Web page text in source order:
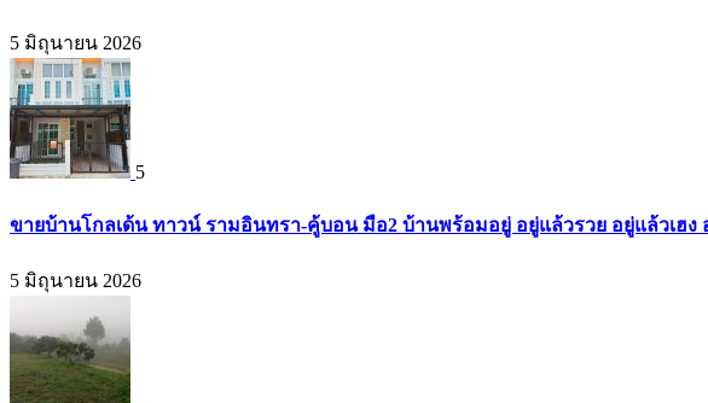
5 มิถุนายน 2026
5
ขายบ้านโกลเด้น ทาวน์ รามอินทรา-คู้บอน มือ2 บ้านพร้อมอยู่ อยู่แล้วรวย อยู่แล้วเฮง อ
5 มิถุนายน 2026